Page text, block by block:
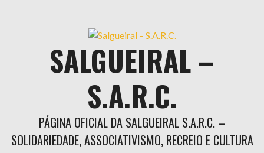
SALGUEIRAL –
S.A.R.C.
PÁGINA OFICIAL DA SALGUEIRAL S.A.R.C. –
SOLIDARIEDADE, ASSOCIATIVISMO, RECREIO E CULTURA